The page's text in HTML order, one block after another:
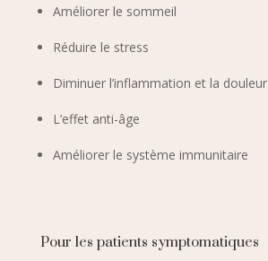
Améliorer le sommeil
Réduire le stress
Diminuer l’inflammation et la douleur
L’effet anti-âge
Améliorer le système immunitaire
Pour les patients symptomatiques